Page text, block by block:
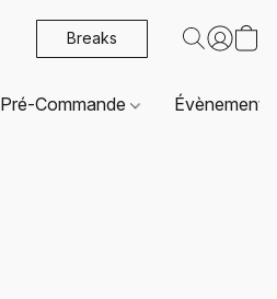
Breaks
Pré-Commande Évènements